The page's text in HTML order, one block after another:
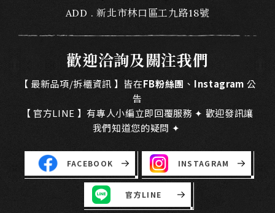
ADD
新北市林口區工九路18號
歡迎洽詢及關注我們
【 最新品項/拆櫃資訊 】皆在FB粉絲團 、 Instagram 公
告
【 官方LINE 】有專人小編立即回覆服務 ✦ 歡迎發訊讓
我們知道您的疑問 ✦
FACEBOOK INSTAGRAM
官方LINE